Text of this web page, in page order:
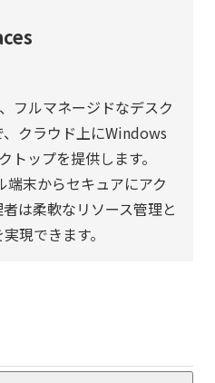
フルマネージドなデスク
クラウド上にWindows
トップを提供します。
端末からセキュアにアク
は柔軟なリソース管理と
現できます。